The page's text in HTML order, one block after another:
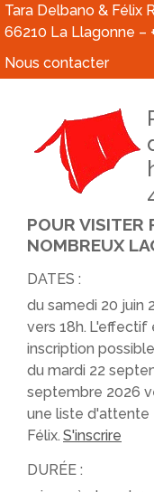
Tara Delbano & Félix
66210 La Llagonne –
Nous contacter
POUR VISITER
NOMBREUX
DATES :
du samedi 20 juin
vers 18h. L'effectif
inscription
du mardi 22
septembre 2026
une liste d'attente
Félix. S'inscrire
DURÉE :